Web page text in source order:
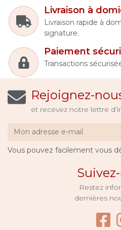
Livraison à
Livraison rapide à
signature.
Paiement
Transactions
Rejoignez-
et recevez notre lettre
Vous pouvez facilement vous
Restez
dernières